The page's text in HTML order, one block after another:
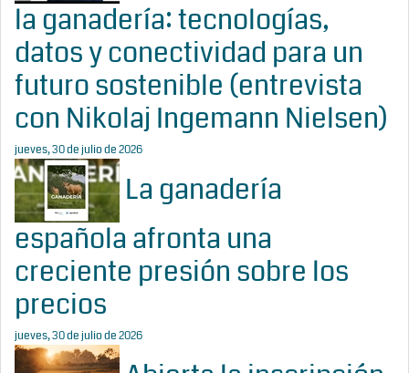
la ganadería: tecnologías,
datos y conectividad para un
futuro sostenible (entrevista
con Nikolaj Ingemann Nielsen)
jueves, 30 de julio de 2026
La ganadería
española afronta una
creciente presión sobre los
precios
jueves, 30 de julio de 2026